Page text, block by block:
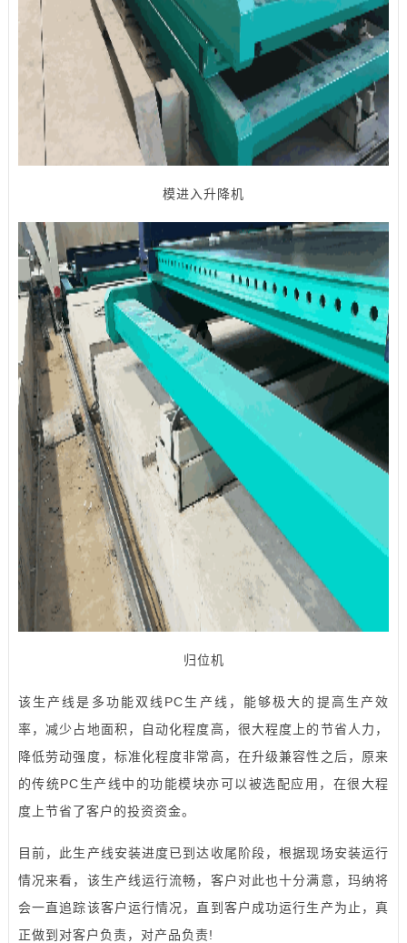
模进入升降机
归位机
该生产线是多功能双线PC生产线，能够极大的提高生产效
率，减少占地面积，自动化程度高，很大程度上的节省人力，
降低劳动强度，标准化程度非常高，在升级兼容性之后，原来
的传统PC生产线中的功能模块亦可以被选配应用，在很大程
度上节省了客户的投资资金。
目前，此生产线安装进度已到达收尾阶段，根据现场安装运行
情况来看，该生产线运行流畅，客户对此也十分满意，玛纳将
会一直追踪该客户运行情况，直到客户成功运行生产为止，真
正做到对客户负责，对产品负责!